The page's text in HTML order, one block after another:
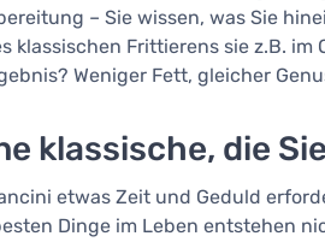
– Sie wissen, was Sie
Frittierens sie z.B. im
Weniger Fett, gleicher
klassische, die
etwas Zeit und Geduld
Dinge im Leben entstehen